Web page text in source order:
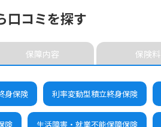
口コミを探す
保障内容 保険料
身保険 利率変動型積立終身保険
険 生活障害・就業不能保障保険